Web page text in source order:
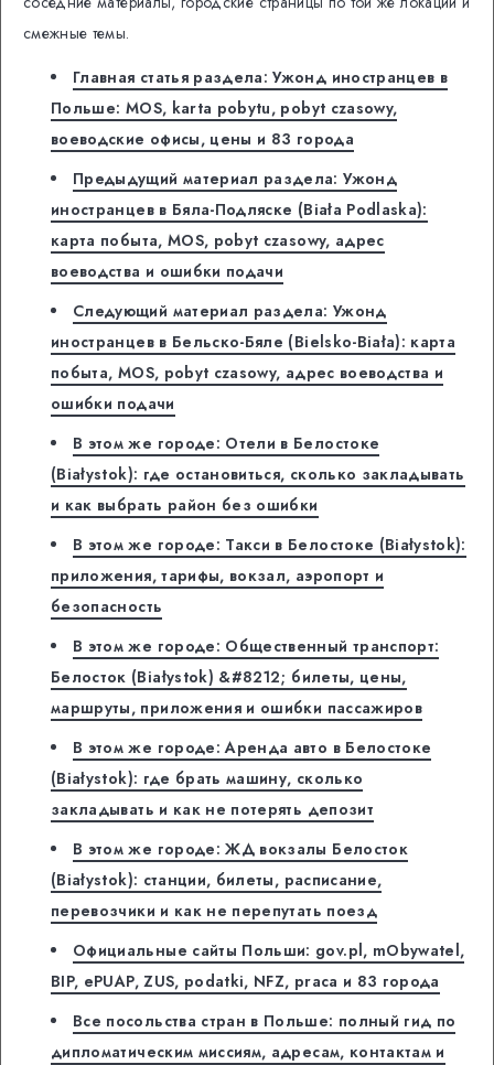
смежные темы.
Главная статья раздела: Ужонд иностранцев в
Польше: MOS, karta pobytu, pobyt czasowy,
воеводские офисы, цены и 83 города
Предыдущий материал раздела: Ужонд
иностранцев в Бяла-Подляске (Biała Podlaska):
карта побыта, MOS, pobyt czasowy, адрес
воеводства и ошибки подачи
Следующий материал раздела: Ужонд
иностранцев в Бельско-Бяле (Bielsko-Biała): карта
побыта, MOS, pobyt czasowy, адрес воеводства и
ошибки подачи
В этом же городе: Отели в Белостоке
(Białystok): где остановиться, сколько закладывать
и как выбрать район без ошибки
В этом же городе: Такси в Белостоке (Białystok):
приложения, тарифы, вокзал, аэропорт и
безопасность
В этом же городе: Общественный транспорт:
Белосток (Białystok) &#8212; билеты, цены,
маршруты, приложения и ошибки пассажиров
В этом же городе: Аренда авто в Белостоке
(Białystok): где брать машину, сколько
закладывать и как не потерять депозит
В этом же городе: ЖД вокзалы Белосток
(Białystok): станции, билеты, расписание,
перевозчики и как не перепутать поезд
Официальные сайты Польши: gov.pl, mObywatel,
BIP, ePUAP, ZUS, podatki, NFZ, praca и 83 города
Все посольства стран в Польше: полный гид по
дипломатическим миссиям, адресам, контактам и